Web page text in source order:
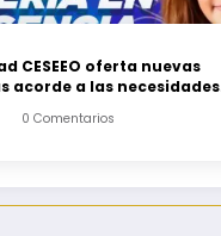
CESEEO oferta nuevas
acorde a las necesidades
0 Comentarios